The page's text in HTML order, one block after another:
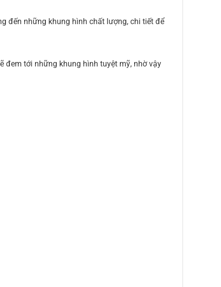
đến những khung hình chất lượng, chi tiết để
đem tới những khung hình tuyệt mỹ, nhờ vậy